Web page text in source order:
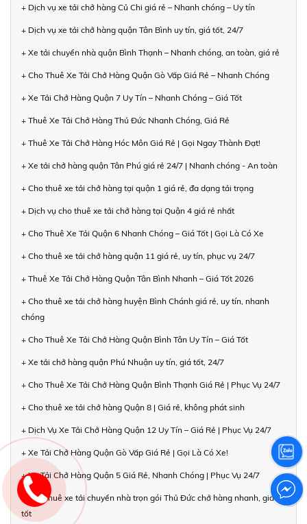
+ Dịch vụ xe tải chở hàng Củ Chi giá rẻ – Nhanh chóng – Uy tín
+ Dịch vụ xe tải chở hàng quận Tân Bình uy tín, giá tốt, 24/7
+ Xe tải chuyển nhà quận Bình Thạnh – Nhanh chóng, an toàn, giá rẻ
+ Cho Thuê Xe Tải Chở Hàng Quận Gò Vấp Giá Rẻ – Nhanh Chóng
+ Xe Tải Chở Hàng Quận 7 Uy Tín – Nhanh Chóng – Giá Tốt
+ Thuê Xe Tải Chở Hàng Thủ Đức Nhanh Chóng, Giá Rẻ
+ Thuê Xe Tải Chở Hàng Hóc Môn Giá Rẻ | Gọi Ngay Thành Đạt!
+ Xe tải chở hàng quận Tân Phú giá rẻ 24/7 | Nhanh chóng - An toàn
+ Cho thuê xe tải chở hàng tại quận 1 giá rẻ, đa dạng tải trọng
+ Dịch vụ cho thuê xe tải chở hàng tại Quận 4 giá rẻ nhất
+ Cho Thuê Xe Tải Quận 6 Nhanh Chóng – Giá Tốt | Gọi Là Có Xe
+ Cho thuê xe tải chở hàng quận 11 giá rẻ, uy tín, phục vụ 24/7
+ Thuê Xe Tải Chở Hàng Quận Tân Bình Nhanh – Giá Tốt 2026
+ Cho thuê xe tải chở hàng huyện Bình Chánh giá rẻ, uy tín, nhanh
chóng
+ Cho Thuê Xe Tải Chở Hàng Quận Bình Tân Uy Tín – Giá Tốt
+ Xe tải chở hàng quận Phú Nhuận uy tín, giá tốt, 24/7
+ Cho Thuê Xe Tải Chở Hàng Quận Bình Thạnh Giá Rẻ | Phục Vụ 24/7
+ Cho thuê xe tải chở hàng Quận 8 | Giá rẻ, không phát sinh
+ Dịch Vụ Xe Tải Chở Hàng Quận 12 Uy Tín – Giá Rẻ | Phục Vụ 24/7
+ Xe Tải Chở Hàng Quận Gò Vấp Giá Rẻ | Gọi Là Có Xe!
+ Xe Tải Chở Hàng Quận 5 Giá Rẻ, Nhanh Chóng | Phục Vụ 24/7
+ Cho thuê xe tải chuyển nhà trọn gói Thủ Đức chở hàng nhanh, giá
tốt